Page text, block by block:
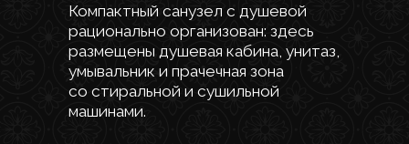
пространства,
где функциональность
не противоречит эстетике,
а индивидуальность каждого члена
семьи находит свое отражение
в деталях интерьера.